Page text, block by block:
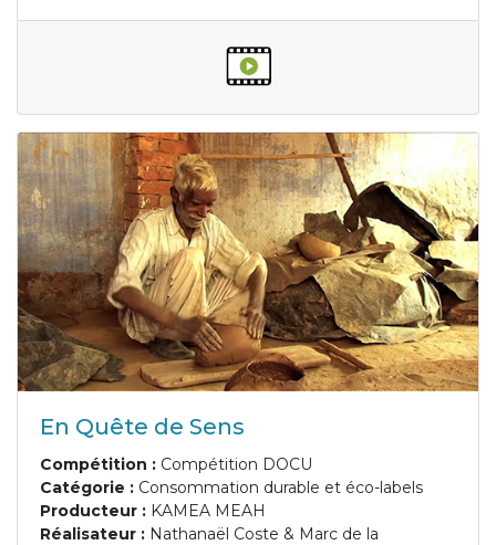
En Quête de Sens
Compétition : Compétition DOCU
Catégorie : Consommation durable et éco-labels
Producteur : KAMEA MEAH
Réalisateur : Nathanaël Coste & Marc de la